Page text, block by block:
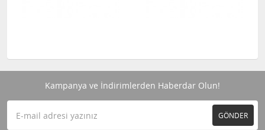
Kampanya ve İndirimlerden Haberdar Olun!
GÖNDER